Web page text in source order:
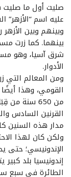
صليت أول ما صليت
عليه اسم “الأزهر”
وبينهم وبين
بينهما. كما زرت
شرق آسيا، وهو
الأدوار.
ومن المعالم التي
القومي، وهذا أيضًا
من 650
القرنين السادس
مدار هذه السنين
ولكن كان لهذا
الإندونيسي؛ حتى
إندونيسيا بلد